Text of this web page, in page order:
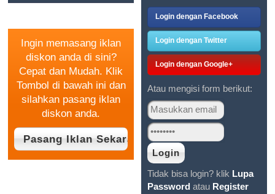
Ingin memasang iklan
diskon anda di sini?
Cepat dan Mudah. Klik
Tombol di bawah ini dan
silahkan pasang iklan
diskon anda.
Login dengan Facebook
Login dengan Twitter
Login dengan Google+
Atau mengisi form berikut:
Tidak bisa login? klik Lupa
Password atau Register